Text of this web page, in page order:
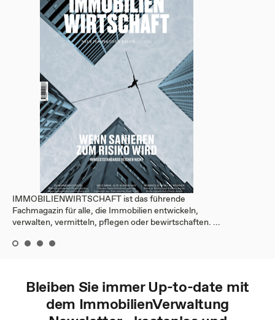
IMMOBILIENWIRTSCHAFT ist das führende
Fachmagazin für alle, die Immobilien entwickeln,
verwalten, vermitteln, pflegen oder bewirtschaften. ...
Bleiben Sie immer Up-to-date mit
dem ImmobilienVerwaltung